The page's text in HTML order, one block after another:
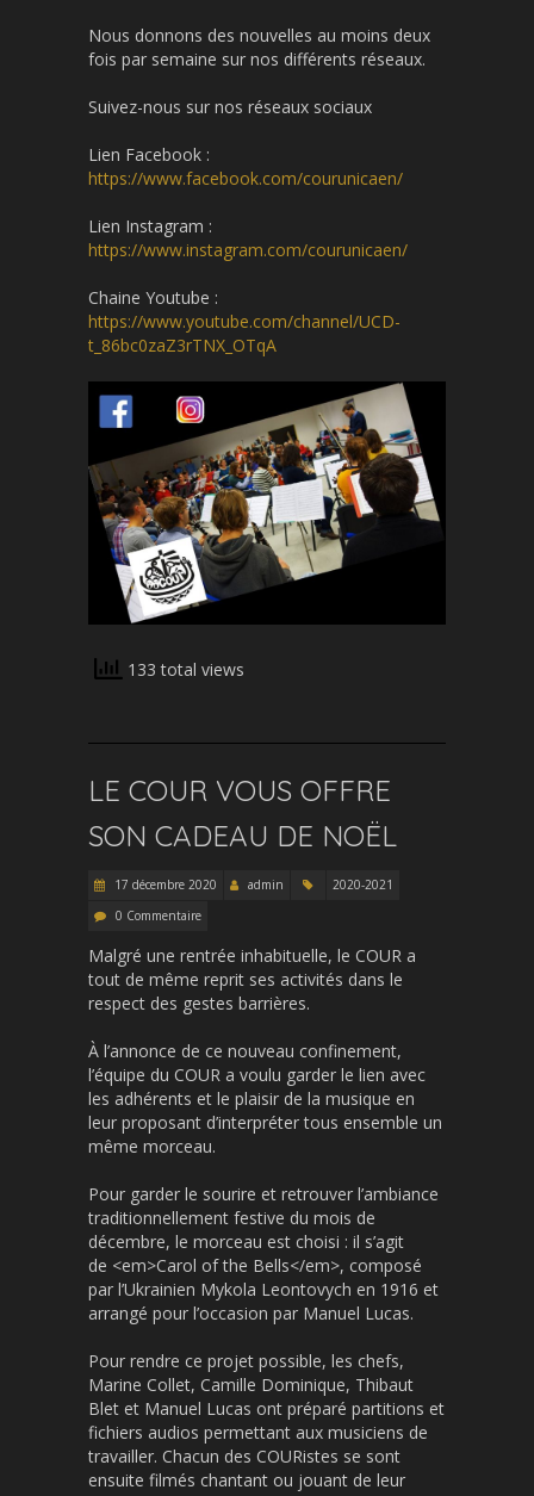
Nous donnons des nouvelles au moins deux
fois par semaine sur nos différents réseaux.
Suivez-nous sur nos réseaux sociaux
Lien Facebook :
https://www.facebook.com/courunicaen/
Lien Instagram :
https://www.instagram.com/courunicaen/
Chaine Youtube :
https://www.youtube.com/channel/UCD-
t_86bc0zaZ3rTNX_OTqA
133 total views
LE COUR VOUS OFFRE
SON CADEAU DE NOËL
17 décembre 2020 admin
2020-2021
0 Commentaire
Malgré une rentrée inhabituelle, le COUR a
tout de même reprit ses activités dans le
respect des gestes barrières.
À l’annonce de ce nouveau confinement,
l’équipe du COUR a voulu garder le lien avec
les adhérents et le plaisir de la musique en
leur proposant d’interpréter tous ensemble un
même morceau.
Pour garder le sourire et retrouver l’ambiance
traditionnellement festive du mois de
décembre, le morceau est choisi : il s’agit
de <em>Carol of the Bells</em>, composé
par l’Ukrainien Mykola Leontovych en 1916 et
arrangé pour l’occasion par Manuel Lucas.
Pour rendre ce projet possible, les chefs,
Marine Collet, Camille Dominique, Thibaut
Blet et Manuel Lucas ont préparé partitions et
fichiers audios permettant aux musiciens de
travailler. Chacun des COURistes se sont
ensuite filmés chantant ou jouant de leur